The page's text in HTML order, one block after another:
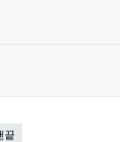
끝